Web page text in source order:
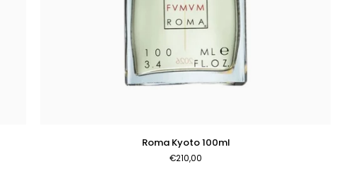
Roma Kyoto 100ml
€210,00